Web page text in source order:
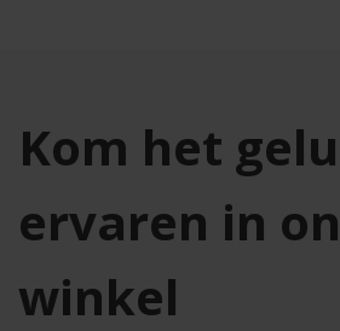
Kom het
ervaren in
winkel